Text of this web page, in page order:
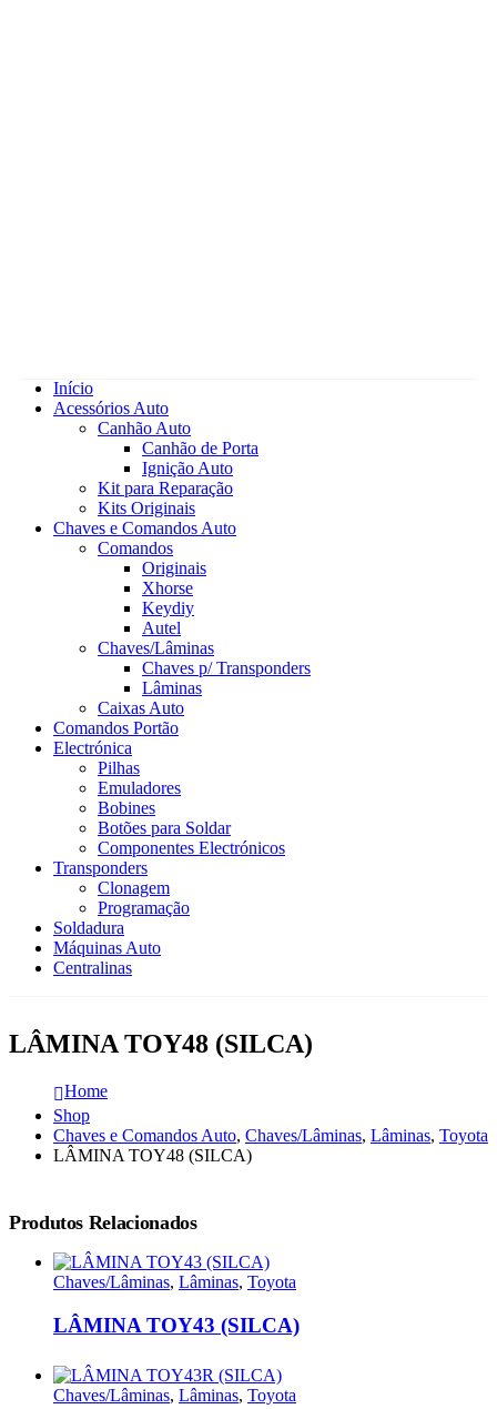
Início
Acessórios Auto
Canhão Auto
Canhão de Porta
Ignição Auto
Kit para Reparação
Kits Originais
Chaves e Comandos Auto
Comandos
Originais
Xhorse
Keydiy
Autel
Chaves/Lâminas
Chaves p/ Transponders
Lâminas
Caixas Auto
Comandos Portão
Electrónica
Pilhas
Emuladores
Bobines
Botões para Soldar
Componentes Electrónicos
Transponders
Clonagem
Programação
Soldadura
Máquinas Auto
Centralinas
LÂMINA TOY48 (SILCA)
Home
Shop
Chaves e Comandos Auto, Chaves/Lâminas, Lâminas, Toyota
LÂMINA TOY48 (SILCA)
Produtos Relacionados
Chaves/Lâminas, Lâminas, Toyota
LÂMINA TOY43 (SILCA)
Chaves/Lâminas, Lâminas, Toyota